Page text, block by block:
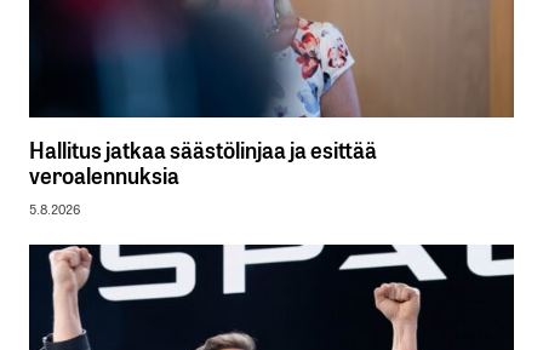
Hallitus jatkaa säästölinjaa ja esittää
veroalennuksia
5.8.2026